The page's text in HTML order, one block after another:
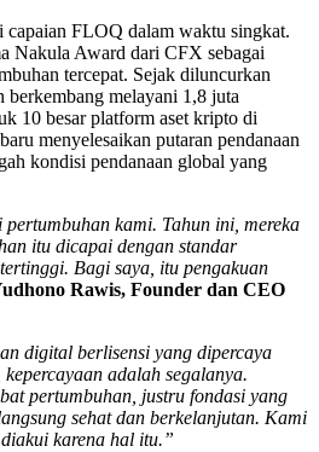
capaian FLOQ dalam waktu singkat.
Nakula Award dari CFX sebagai
tercepat. Sejak diluncurkan
melayani 1,8 juta
10 besar platform aset kripto di
menyelesaikan putaran pendanaan
kondisi pendanaan global yang
kami. Tahun ini, mereka
itu dicapai dengan standar
Bagi saya, itu pengakuan
Rawis, Founder dan CEO
digital berlisensi yang dipercaya
adalah segalanya.
pertumbuhan, justru fondasi yang
sehat dan berkelanjutan. Kami
karena hal itu.”